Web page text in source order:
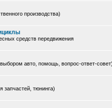
производства)
средств передвижения
выбором авто, помощь, вопрос-ответ-
запчастей, тюнинга)